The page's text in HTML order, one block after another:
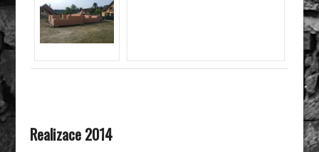
Realizace 2014